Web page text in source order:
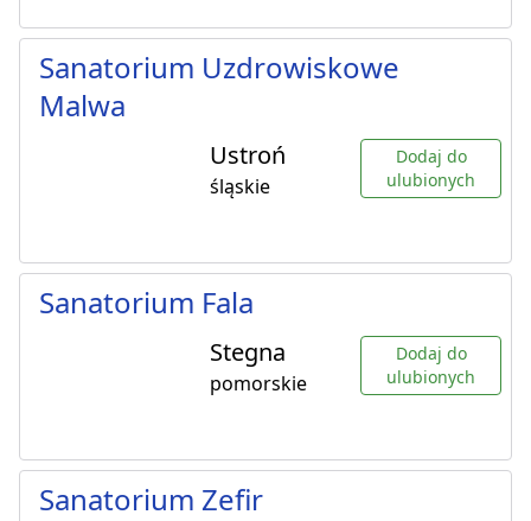
Sanatorium Uzdrowiskowe
Malwa
Ustroń
śląskie
Dodaj do
ulubionych
Sanatorium Fala
Stegna
pomorskie
Dodaj do
ulubionych
Sanatorium Zefir